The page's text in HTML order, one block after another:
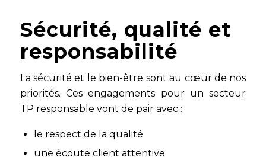
Sécurité, qualité et
responsabilité
La sécurité et le bien-être sont au cœur de nos
priorités. Ces engagements pour un secteur
TP responsable vont de pair avec :
le respect de la qualité
une écoute client attentive